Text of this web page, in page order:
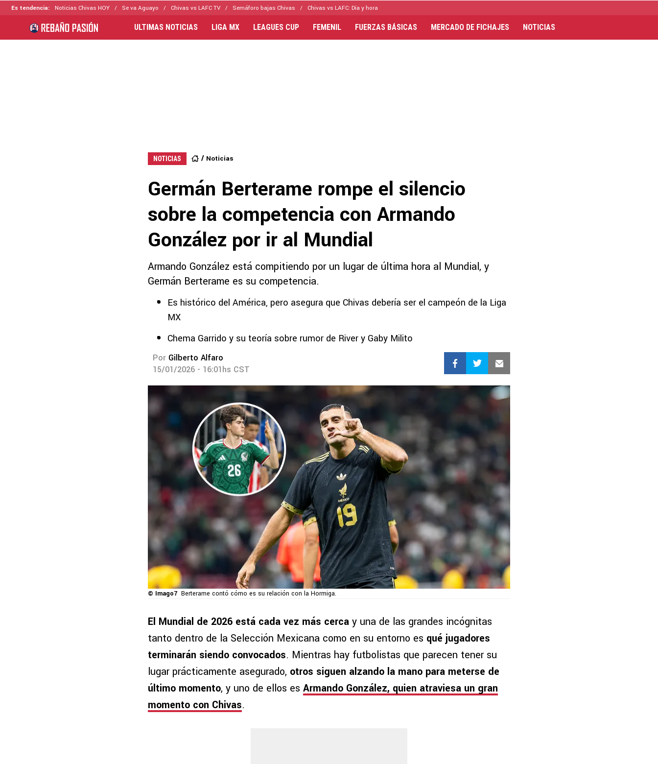
Es tendencia: Noticias Chivas HOY Se va Aguayo Chivas vs LAFC TV Semáforo bajas Chivas Chivas vs LAFC: Día y hora
ULTIMAS NOTICIAS LIGA MX LEAGUES CUP FEMENIL FUERZAS BÁSICAS MERCADO DE FICHAJES NOTICIAS
NOTICIAS Noticias
Germán Berterame rompe el silencio
sobre la competencia con Armando
González por ir al Mundial
Armando González está compitiendo por un lugar de última hora al Mundial, y
Germán Berterame es su competencia.
Es histórico del América, pero asegura que Chivas debería ser el campeón de la Liga
MX
Chema Garrido y su teoría sobre rumor de River y Gaby Milito
Por Gilberto Alfaro
15/01/2026 - 16:01hs CST
© Imago7 Berterame contó cómo es su relación con la Hormiga.
El Mundial de 2026 está cada vez más cerca y una de las grandes incógnitas
tanto dentro de la Selección Mexicana como en su entorno es qué jugadores
terminarán siendo convocados. Mientras hay futbolistas que parecen tener su
lugar prácticamente asegurado, otros siguen alzando la mano para meterse de
último momento, y uno de ellos es Armando González, quien atraviesa un gran
momento con Chivas.